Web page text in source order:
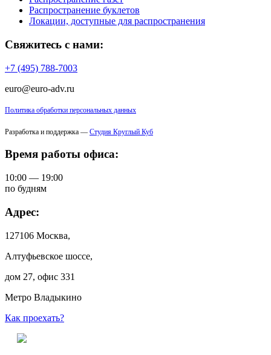
Распространение буклетов
Локации, доступные для распространения
Свяжитесь с нами:
+7 (495) 788-7003
euro@euro-adv.ru
Политика обработки персональных данных
Разработка и поддержка — Студия Круглый Куб
Время работы офиса:
10:00 — 19:00
по будням
Адрес:
127106 Москва,
Алтуфьевское шоссе,
дом 27, офис 331
Метро Владыкино
Как проехать?